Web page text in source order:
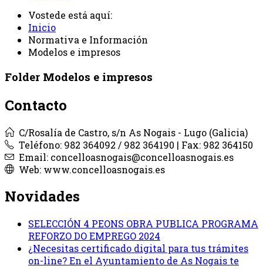
Vostede está aquí:
Inicio
Normativa e Información
Modelos e impresos
Folder Modelos e impresos
Contacto
C/Rosalía de Castro, s/n As Nogais - Lugo (Galicia)
Teléfono: 982 364092 / 982 364190 | Fax: 982 364150
Email: concelloasnogais@concelloasnogais.es
Web: www.concelloasnogais.es
Novidades
SELECCIÓN 4 PEONS OBRA PUBLICA PROGRAMA
REFORZO DO EMPREGO 2024
¿Necesitas certificado digital para tus trámites
on-line? En el Ayuntamiento de As Nogais te